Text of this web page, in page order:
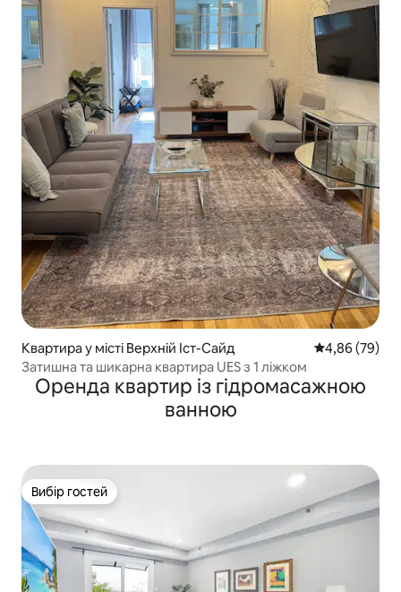
Квартира у місті Верхній Іст-Сайд Середня
4,86 (79)
Затишна та шикарна квартира UES з 1 ліжком
Оренда квартир із гідромасажною
ванною
Вибір гостей
Вибір гостей